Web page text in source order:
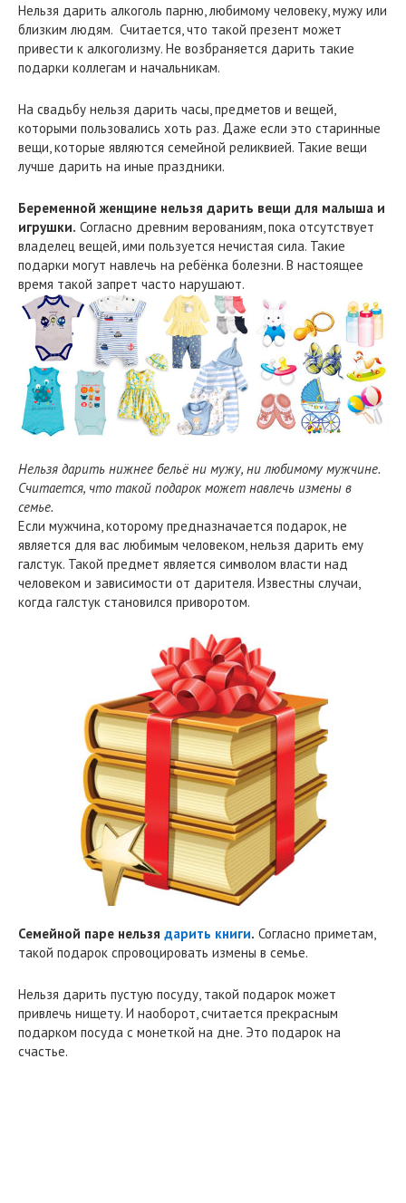
Нельзя дарить алкоголь парню, любимому человеку, мужу или
близким людям. Считается, что такой презент может
привести к алкоголизму. Не возбраняется дарить такие
подарки коллегам и начальникам.
На свадьбу нельзя дарить часы, предметов и вещей,
которыми пользовались хоть раз. Даже если это старинные
вещи, которые являются семейной реликвией. Такие вещи
лучше дарить на иные праздники.
Беременной женщине нельзя дарить вещи для малыша и
игрушки. Согласно древним верованиям, пока отсутствует
владелец вещей, ими пользуется нечистая сила. Такие
подарки могут навлечь на ребёнка болезни. В настоящее
время такой запрет часто нарушают.
Нельзя дарить нижнее бельё ни мужу, ни любимому мужчине.
Считается, что такой подарок может навлечь измены в
семье.
Если мужчина, которому предназначается подарок, не
является для вас любимым человеком, нельзя дарить ему
галстук. Такой предмет является символом власти над
человеком и зависимости от дарителя. Известны случаи,
когда галстук становился приворотом.
Семейной паре нельзя дарить книги. Согласно приметам,
такой подарок спровоцировать измены в семье.
Нельзя дарить пустую посуду, такой подарок может
привлечь нищету. И наоборот, считается прекрасным
подарком посуда с монеткой на дне. Это подарок на
счастье.